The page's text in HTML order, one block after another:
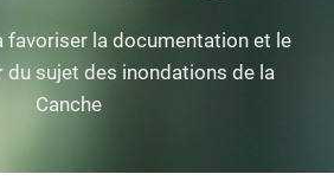
favoriser la documentation et le
du sujet des inondations de la
Canche